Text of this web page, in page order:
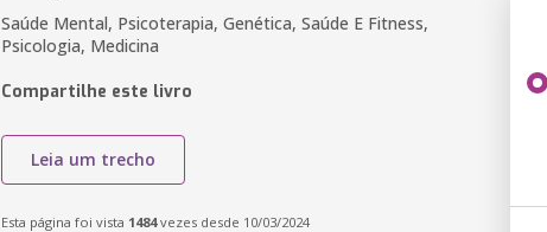
Saúde Mental, Psicoterapia, Genética, Saúde E Fitness,
Psicologia, Medicina
Compartilhe este livro
Leia um trecho
Esta página foi vista 1484vezes desde 10/03/2024